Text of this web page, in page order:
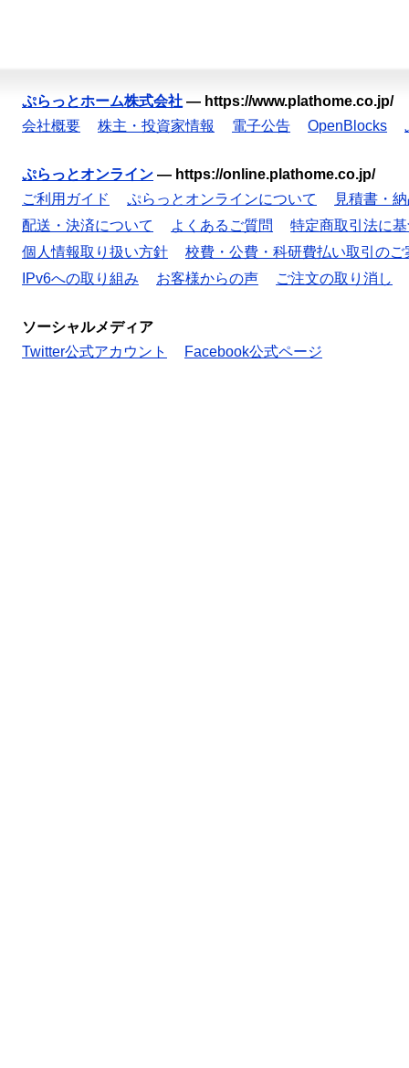
ぷらっとホーム株式会社 — https://www.plathome.co.jp/
会社概要
株主・投資家情報 電子公告 OpenBlocks
ぷらっとオンライン — https://online.plathome.co.jp/
ご利用ガイド
ぷらっとオンラインについて
見積書・
配送・決済について
よくあるご質問
特定商取引法に
個人情報取り扱い方針
校費・公費・科研費払い取引のご
IPv6への取り組み
お客様からの声 ご注文の取り消し
ソーシャルメディア
Twitter公式アカウント
Facebook公式ページ